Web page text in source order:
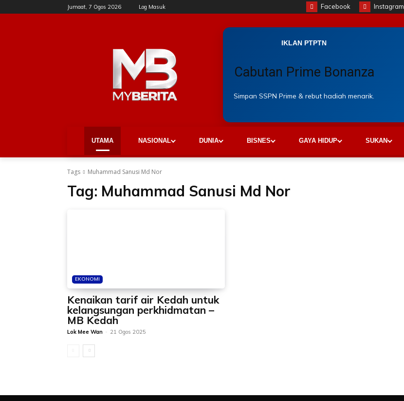
Jumaat, 7 Ogos 2026 Log Masuk Facebook Instagram
IKLAN PTPTN
Cabutan Prime Bonanza
Simpan SSPN Prime & rebut hadiah menarik.
UTAMA NASIONAL DUNIA BISNES GAYA HIDUP SUKAN
Tags Muhammad Sanusi Md Nor
Tag: Muhammad Sanusi Md Nor
EKONOMI
Kenaikan tarif air Kedah untuk
kelangsungan perkhidmatan –
MB Kedah
Lok Mee Wan - 21 Ogos 2025